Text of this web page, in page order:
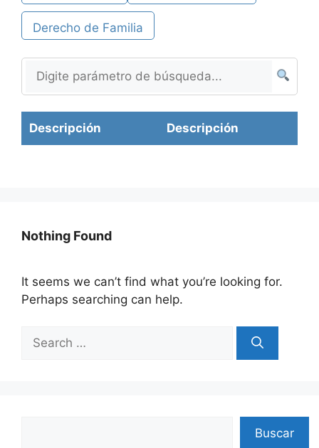
Derecho de Familia
Descripción Descripción
Nothing Found
It seems we can’t find what you’re looking for.
Perhaps searching can help.
Search
for:
Buscar